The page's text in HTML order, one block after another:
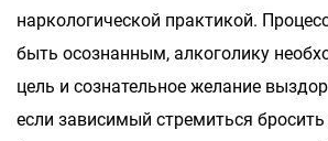
наркологической практикой.
быть осознанным, алкоголику
цель и сознательное желание
если зависимый стремиться бросить